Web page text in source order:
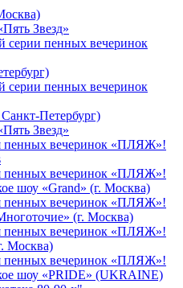
Звезд»
серии пенных вечеринок
серии пенных вечеринок
Петербург)
Звезд»
пенных вечеринок «ПЛЯЖ»!
пенных вечеринок «ПЛЯЖ»!
шоу «Grand» (г. Москва)
пенных вечеринок «ПЛЯЖ»!
(г. Москва)
пенных вечеринок «ПЛЯЖ»!
Москва)
пенных вечеринок «ПЛЯЖ»!
шоу «PRIDE» (UKRAINE)